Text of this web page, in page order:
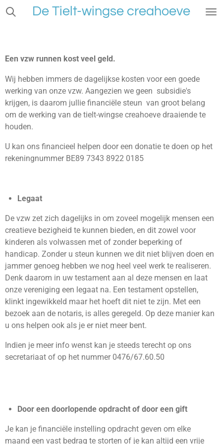
Ga
hoofdinhoud
De Tielt-wingse creahoeve
Een vzw runnen kost veel geld.
Wij hebben immers de dagelijkse kosten voor een goede
werking van onze vzw. Aangezien we geen subsidie's
krijgen, is daarom jullie financiële steun van groot belang
om de werking van de tielt-wingse creahoeve draaiende te
houden.
U kan ons financieel helpen door een donatie te doen op het
rekeningnummer BE89 7343 8922 0185
Legaat
De vzw zet zich dagelijks in om zoveel mogelijk mensen een
creatieve bezigheid te kunnen bieden, en dit zowel voor
kinderen als volwassen met of zonder beperking of
handicap. Zonder u steun kunnen we dit niet blijven doen en
jammer genoeg hebben we nog heel veel werk te realiseren.
Denk daarom in uw testament aan al deze mensen en laat
onze vereniging een legaat na. Een testament opstellen,
klinkt ingewikkeld maar het hoeft dit niet te zijn. Met een
bezoek aan de notaris, is alles geregeld. Op deze manier kan
u ons helpen ook als je er niet meer bent.
Indien je meer info wenst kan je steeds terecht op ons
secretariaat of op het nummer 0476/67.60.50
Door een doorlopende opdracht of door een gift
Je kan je financiële instelling opdracht geven om elke
maand een vast bedrag te storten of je kan altijd een vrije